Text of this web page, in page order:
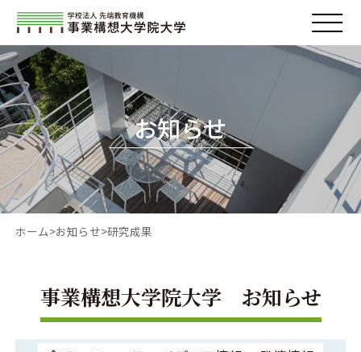
お知らせ
ホーム お知らせ 研究成果
事業構想大学院大学 お知らせ